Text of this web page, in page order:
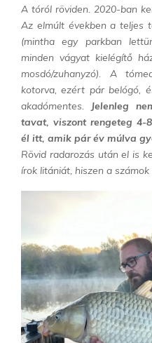
A tóról röviden. 2020-ban
Az elmúlt években a teljes
(mintha egy parkban
minden vágyat kielégítő
mosdó/zuhanyzó). A
kotorva, ezért pár belógó,
akadómentes.
Jelenleg
tavat, viszont rengeteg 4-
él itt, amik pár év múlva
Rövid radarozás után el is
írok litániát, hiszen a